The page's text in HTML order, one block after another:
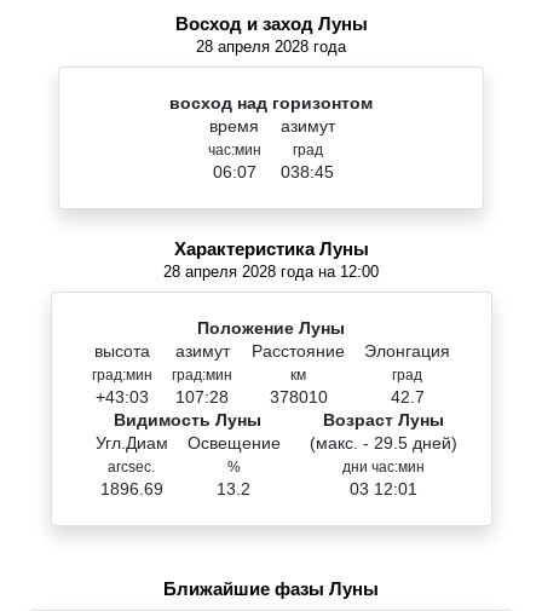
Восход и заход Луны
28 апреля 2028 года
восход над горизонтом
время
час:мин
06:07
азимут
град
038:45
Характеристика Луны
28 апреля 2028 года на 12:00
Положение Луны
высота
град:мин
+43:03
азимут
град:мин
107:28
Расстояние
км
378010
Элонгация
град
42.7
Видимость Луны
Угл.Диам
arcsec.
1896.69
Освещение
%
13.2
Возраст Луны
(макс. - 29.5 дней)
дни час:мин
03 12:01
Ближайшие фазы Луны